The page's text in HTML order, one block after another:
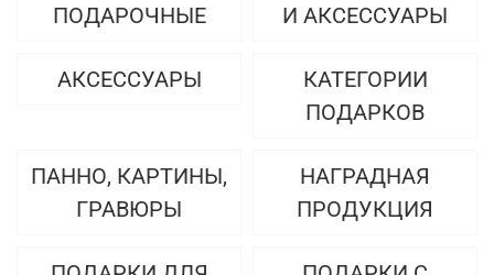
ПОДАРОЧНЫЕ
И АКСЕССУАРЫ
АКСЕССУАРЫ
КАТЕГОРИИ
ПОДАРКОВ
ПАННО, КАРТИНЫ,
ГРАВЮРЫ
НАГРАДНАЯ
ПРОДУКЦИЯ